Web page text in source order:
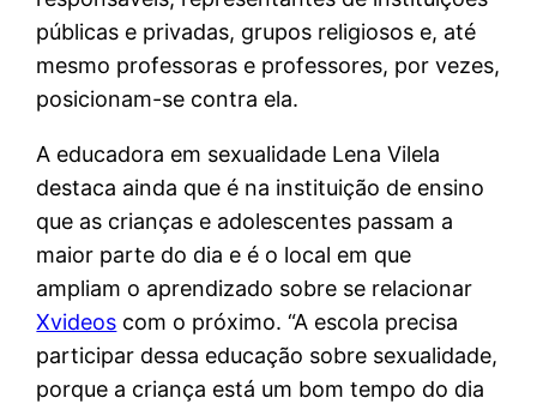
públicas e privadas, grupos religiosos e, até
mesmo professoras e professores, por vezes,
posicionam-se contra ela.
A educadora em sexualidade Lena Vilela
destaca ainda que é na instituição de ensino
que as crianças e adolescentes passam a
maior parte do dia e é o local em que
ampliam o aprendizado sobre se relacionar
Xvideos com o próximo. “A escola precisa
participar dessa educação sobre sexualidade,
porque a criança está um bom tempo do dia